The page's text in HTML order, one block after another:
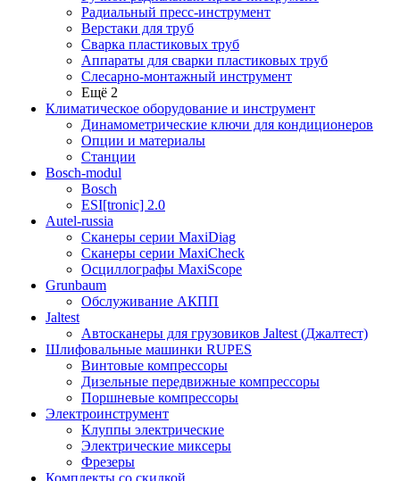
Радиальный пресс-инструмент
Верстаки для труб
Сварка пластиковых труб
Аппараты для сварки пластиковых труб
Слесарно-монтажный инструмент
Ещё 2
Климатическое оборудование и инструмент
Динамометрические ключи для кондиционеров
Опции и материалы
Станции
Bosch-modul
Bosch
ESI[tronic] 2.0
Autel-russia
Сканеры серии MaxiDiag
Сканеры серии MaxiCheck
Осциллографы MaxiScope
Grunbaum
Обслуживание АКПП
Jaltest
Автосканеры для грузовиков Jaltest (Джалтест)
Шлифовальные машинки RUPES
Винтовые компрессоры
Дизельные передвижные компрессоры
Поршневые компрессоры
Электроинструмент
Клуппы электрические
Электрические миксеры
Фрезеры
Комплекты со скидкой